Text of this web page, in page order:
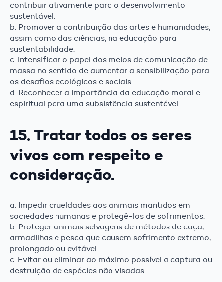
contribuir ativamente para o desenvolvimento
sustentável.
b. Promover a contribuição das artes e humanidades,
assim como das ciências, na educação para
sustentabilidade.
c. Intensificar o papel dos meios de comunicação de
massa no sentido de aumentar a sensibilização para
os desafios ecológicos e sociais.
d. Reconhecer a importância da educação moral e
espiritual para uma subsistência sustentável.
15. Tratar todos os seres
vivos com respeito e
consideração.
a. Impedir crueldades aos animais mantidos em
sociedades humanas e protegê-los de sofrimentos.
b. Proteger animais selvagens de métodos de caça,
armadilhas e pesca que causem sofrimento extremo,
prolongado ou evitável.
c. Evitar ou eliminar ao máximo possível a captura ou
destruição de espécies não visadas.